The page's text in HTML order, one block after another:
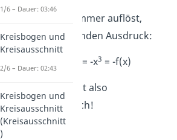
Wenn du die Klammer auflöst,
erhältst du folgenden Ausdruck:
3= -x3 = -f(x)
Deine Funktion ist also
punktsymmetrisch!
1/6 – Dauer: 03:46
Kreisbogen und
Kreisausschnitt
2/6 – Dauer: 02:43
Kreisbogen und
Kreisausschnitt
(Kreisausschnitt
)